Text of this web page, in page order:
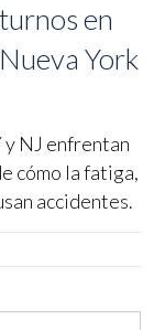
en
York
NJ enfrentan
cómo la fatiga,
accidentes.